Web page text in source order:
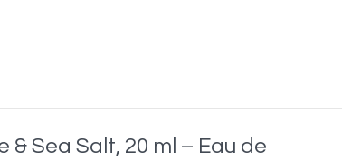
Sea Salt, 20 ml – Eau de